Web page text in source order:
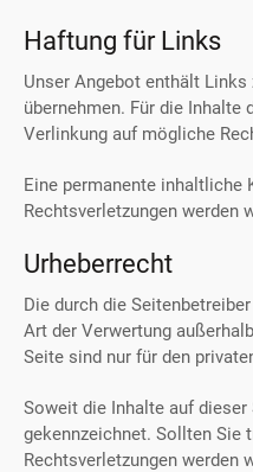
Haftung für Links
Unser Angebot enthält
übernehmen. Für die
Verlinkung auf mögliche
Eine permanente inhaltliche
Rechtsverletzungen werden
Urheberrecht
Die durch die
Art der Verwertung
Seite sind nur für den
Soweit die Inhalte auf
gekennzeichnet. Sollten Sie
Rechtsverletzungen werden